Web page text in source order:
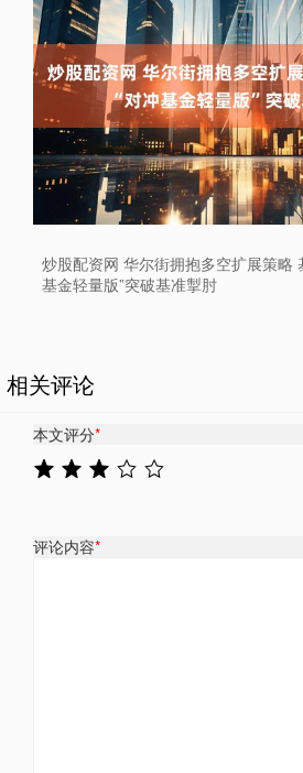
炒股配资网 华尔街拥抱多空扩展策略
基金轻量版”突破基准掣肘
相关评论
本文评分*
评论内容*